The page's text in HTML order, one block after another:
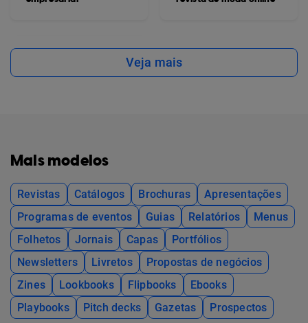
Veja mais
Mais modelos
Revistas Catálogos Brochuras
Apresentações
Programas de eventos
Guias Relatórios
Menus
Folhetos
Jornais Capas
Portfólios
Newsletters
Livretos
Propostas de negócios
Zines
Lookbooks Flipbooks
Ebooks
Playbooks
Pitch decks Gazetas Prospectos